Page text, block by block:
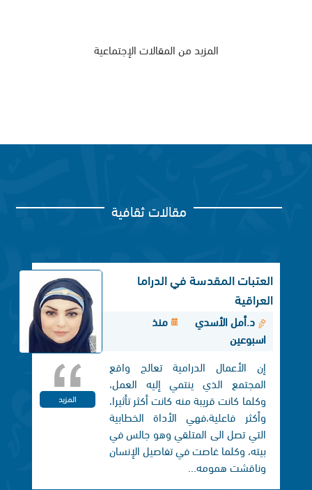
المزيد من المقالات الإجتماعية
مقالات ثقافية
العتبات المقدسة في الدراما
العراقية
د.أمل الأسدي
منذ
اسبوعين
إن الأعمال الدرامية تعالج واقع
المجتمع الذي ينتمي إليه العمل،
وكلما كانت قريبة منه كانت أكثر تأثيرا،
وأكثر فاعلية،فهي الأداة الخطابية
التي تصل الی المتلقي وهو جالس في
بيته، وكلما غاصت في تفاصيل الإنسان
وناقشت همومه...
المزيد